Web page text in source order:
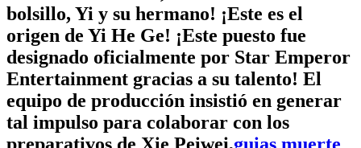
bolsillo, Yi y su hermano! ¡Este es el
origen de Yi He Ge! ¡Este puesto fue
designado oficialmente por Star Emperor
Entertainment gracias a su talento! El
equipo de producción insistió en generar
tal impulso para colaborar con los
preparativos de Xie Peiwei,guias muerte